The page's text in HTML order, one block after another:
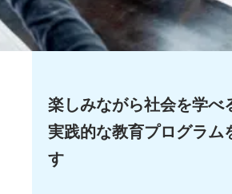
楽しみながら社会を学べ
実践的な教育プログラム
す